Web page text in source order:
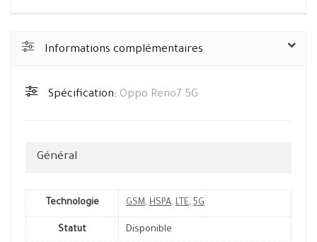
Informations complémentaires
Spécification: Oppo Reno7 5G
Général
Technologie GSM, HSPA, LTE, 5G
Statut Disponible